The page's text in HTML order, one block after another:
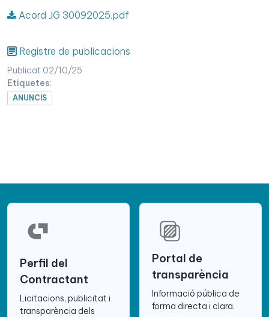
Acord JG 30092025.pdf
Registre de publicacions
Publicat 02/10/25
Etiquetes:
ANUNCIS
Perfil del
Contractant
Licitacions, publicitat i
transparència dels
Portal de
transparència
Informació pública de
forma directa i clara.